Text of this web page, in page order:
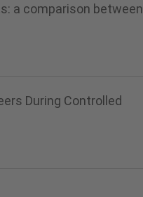
a comparison between
During Controlled